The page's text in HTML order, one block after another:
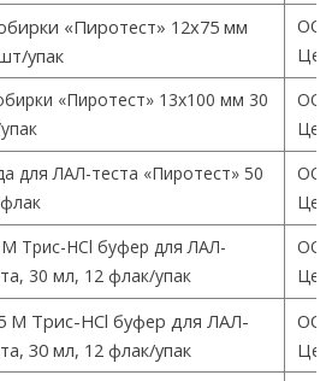
«Пиротест» 12х75 мм
упак
«Пиротест» 13х100 мм 30
для ЛАЛ-теста «Пиротест» 50
Трис-HCl буфер для ЛАЛ-
30 мл, 12 флак/упак
М Трис-HCl буфер для ЛАЛ-
30 мл, 12 флак/упак